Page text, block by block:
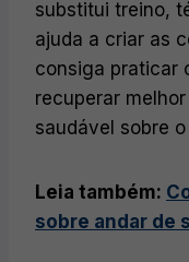
substitui treino,
ajuda a criar as
consiga praticar
recuperar
saudável sobre
Leia também:
sobre andar de